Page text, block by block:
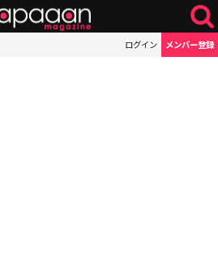
ログイン メンバー登録